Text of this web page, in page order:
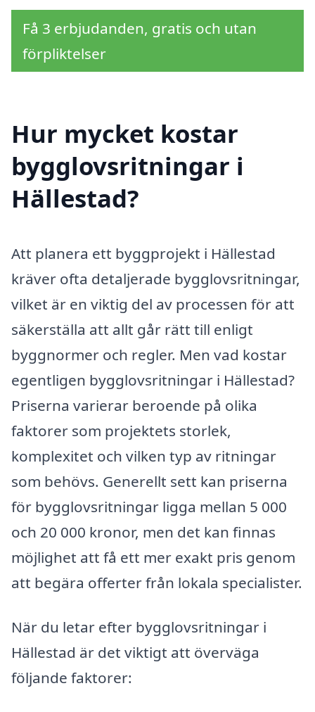
Få 3 erbjudanden, gratis och utan
förpliktelser
Hur mycket kostar
bygglovsritningar i
Hällestad?
Att planera ett byggprojekt i Hällestad
kräver ofta detaljerade bygglovsritningar,
vilket är en viktig del av processen för att
säkerställa att allt går rätt till enligt
byggnormer och regler. Men vad kostar
egentligen bygglovsritningar i Hällestad?
Priserna varierar beroende på olika
faktorer som projektets storlek,
komplexitet och vilken typ av ritningar
som behövs. Generellt sett kan priserna
för bygglovsritningar ligga mellan 5 000
och 20 000 kronor, men det kan finnas
möjlighet att få ett mer exakt pris genom
att begära offerter från lokala specialister.
När du letar efter bygglovsritningar i
Hällestad är det viktigt att överväga
följande faktorer: